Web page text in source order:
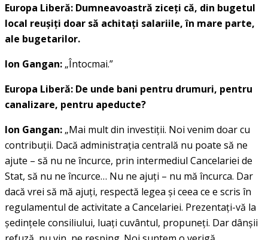
Europa Liberă: Dumneavoastră ziceţi că, din bugetul
local reuşiţi doar să achitaţi salariile, în mare parte,
ale bugetarilor.
Ion Gangan: „Întocmai.”
Europa Liberă: De unde bani pentru drumuri, pentru
canalizare, pentru apeducte?
Ion Gangan: „Mai mult din investiţii. Noi venim doar cu
contribuţii. Dacă administraţia centrală nu poate să ne
ajute – să nu ne încurce, prin intermediul Cancelariei de
Stat, să nu ne încurce… Nu ne ajuţi – nu mă încurca. Dar
dacă vrei să mă ajuţi, respectă legea şi ceea ce e scris în
regulamentul de activitate a Cancelariei. Prezentaţi-vă la
şedinţele consiliului, luaţi cuvântul, propuneţi. Dar dânşii